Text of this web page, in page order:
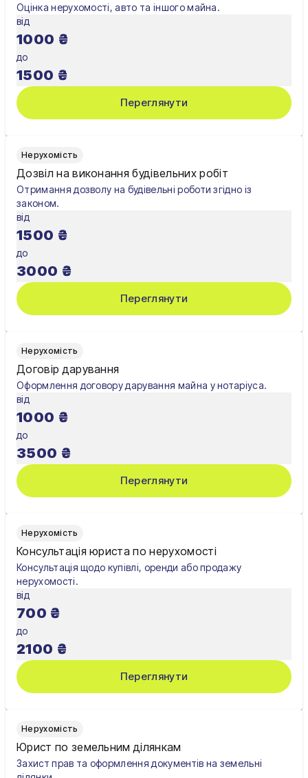
Павлоград
Полтава
Тернопіль
Ужгород
Умань
Харків
Херсон
Чернівці
Чернігів
Шостка
Житомир
Львів
Оцінка нерухомості, авто та іншого майна.
від
1000 ₴
до
1500 ₴
Переглянути
Нерухомість
Дозвіл на виконання будівельних робіт
Отримання дозволу на будівельні роботи згідно із
законом.
від
1500 ₴
до
3000 ₴
Переглянути
Нерухомість
Договір дарування
Оформлення договору дарування майна у нотаріуса.
від
1000 ₴
до
3500 ₴
Переглянути
Нерухомість
Консультація юриста по нерухомості
Консультація щодо купівлі, оренди або продажу
нерухомості.
від
700 ₴
до
2100 ₴
Переглянути
Нерухомість
Юрист по земельним ділянкам
Захист прав та оформлення документів на земельні